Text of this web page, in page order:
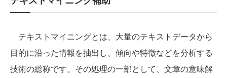
テキストマイニングとは、大量のテキストデータから
目的に沿った情報を抽出し、傾向や特徴などを分析する
技術の総称です。その処理の一部として、文章の意味解